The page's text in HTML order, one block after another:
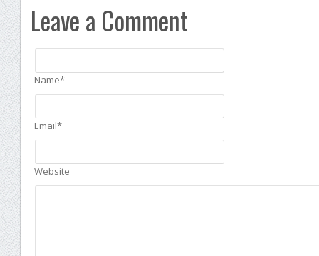
Leave a Comment
Name*
Email*
Website